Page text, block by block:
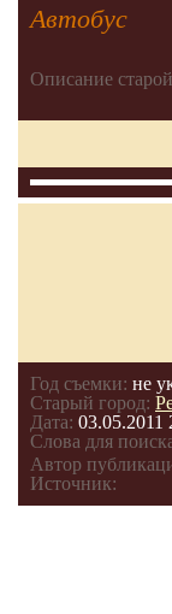
Автобус
Описание
Год съемки: не
Старый город:
Дата: 03.05.2011
Слова для
Автор
Источник: